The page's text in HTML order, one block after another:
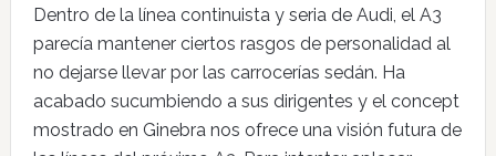
Dentro de la línea continuista y seria de Audi, el A3
parecía mantener ciertos rasgos de personalidad al
no dejarse llevar por las carrocerías sedán. Ha
acabado sucumbiendo a sus dirigentes y el concept
mostrado en Ginebra nos ofrece una visión futura de